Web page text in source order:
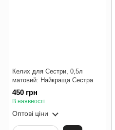
Келих для Сестри, 0,5л
матовий: Найкраща Сестра
450 грн
В наявності
Оптові ціни